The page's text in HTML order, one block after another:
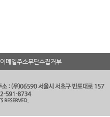
이메일주소무단수집거부